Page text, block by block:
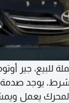
شرط. يوجد
تجميلي. العداد 392.